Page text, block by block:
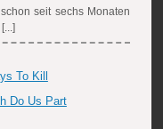
seit sechs Monaten
To Kill
Do Us Part